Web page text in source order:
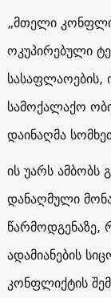
„მთელი
ოკუპირებული
სასაფლაოების,
სამოქალაქო
დაინაღმა
ის უარს
დანაღმული
წარმოდგენაზე,
ადამიანების
კონფლიქტის